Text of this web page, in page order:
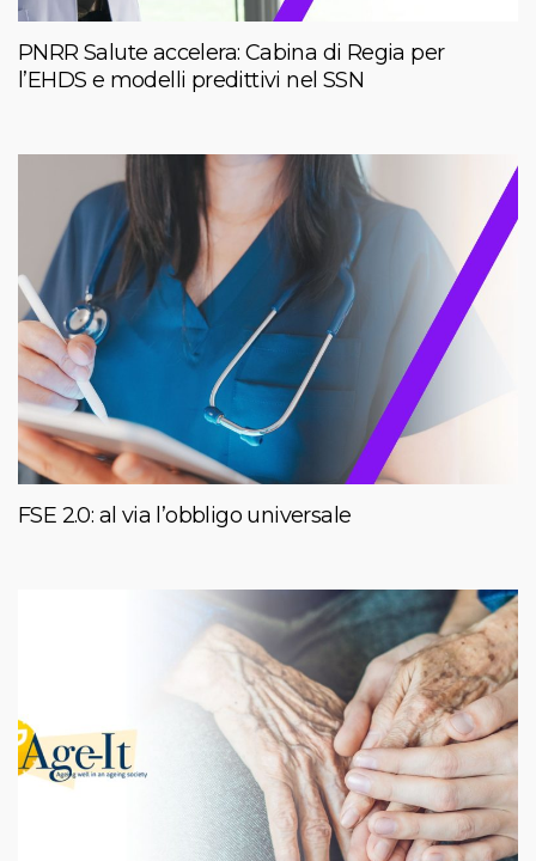
PNRR Salute accelera: Cabina di Regia per
l’EHDS e modelli predittivi nel SSN
FSE 2.0: al via l’obbligo universale